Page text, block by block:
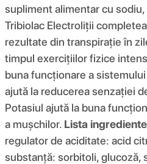
supliment alimentar cu
Tribiolac Electroliții
rezultate din transpirație în
timpul exercițiilor fizice
buna funcționare a
ajută la reducerea senzației
Potasiul ajută la buna
a mușchilor. Lista
regulator de aciditate: acid
substanță: sorbitoli, glucoză,